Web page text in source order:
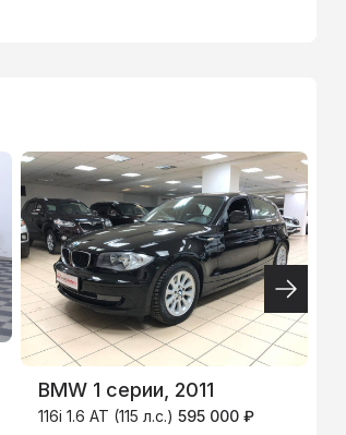
BMW 1 серии, 2011
116i 1.6 AT (115 л.с.) 595 000 ₽
%